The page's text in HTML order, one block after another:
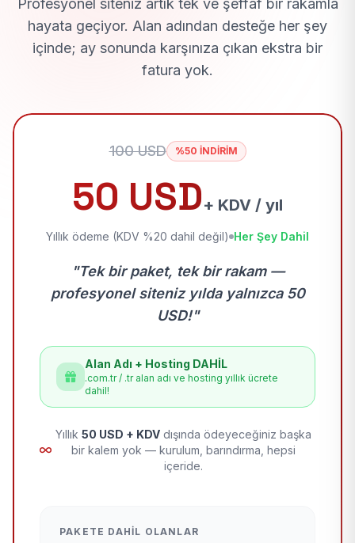
Profesyonel siteniz artık tek ve şeffaf bir rakamla
hayata geçiyor. Alan adından desteğe her şey
içinde; ay sonunda karşınıza çıkan ekstra bir
fatura yok.
100 USD %50 İNDİRİM
50 USD+ KDV / yıl
Yıllık ödeme (KDV %20 dahil değil) Her Şey Dahil
"Tek bir paket, tek bir rakam —
profesyonel siteniz yılda yalnızca 50
USD!"
Alan Adı + Hosting DAHİL
.com.tr / .tr alan adı ve hosting yıllık ücrete
dahil!
Yıllık 50 USD + KDV dışında ödeyeceğiniz başka
bir kalem yok — kurulum, barındırma, hepsi
içeride.
PAKETE DAHIL OLANLAR